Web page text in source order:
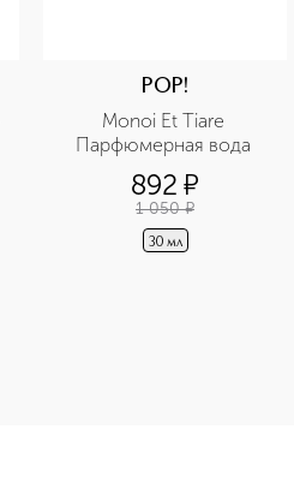
POP!
Monoi Et Tiare
892 ¤
1 050 ¤
30 мл